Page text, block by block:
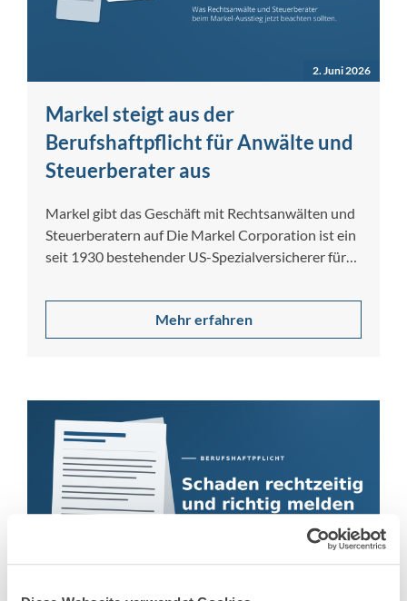
2. Juni 2026
Markel steigt aus der
Berufshaftpflicht für Anwälte und
Steuerberater aus
Markel gibt das Geschäft mit Rechtsanwälten und
Steuerberatern auf Die Markel Corporation ist ein
seit 1930 bestehender US-Spezialversicherer für
Mehr erfahren